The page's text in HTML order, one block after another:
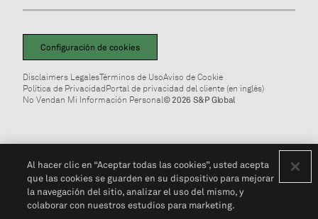
Configuración de cookies
Disclaimers LegalesTérminos de UsoAviso de Cookie
Política de PrivacidadPortal de privacidad del cliente (en inglés)
No Vendan Mi Información Personal© 2026 S&P Global
Al hacer clic en “Aceptar todas las cookies”, usted acepta
que las cookies se guarden en su dispositivo para mejorar
la navegación del sitio, analizar el uso del mismo, y
colaborar con nuestros estudios para marketing.